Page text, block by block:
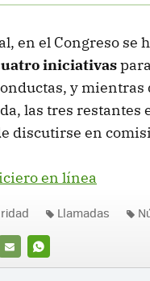
en el Congreso se
iniciativas
y mientras
las tres restantes
discutirse en
en línea
E-
WHATSAPP
Llamadas